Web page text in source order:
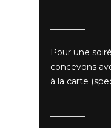
Pour une
concevons
à la carte